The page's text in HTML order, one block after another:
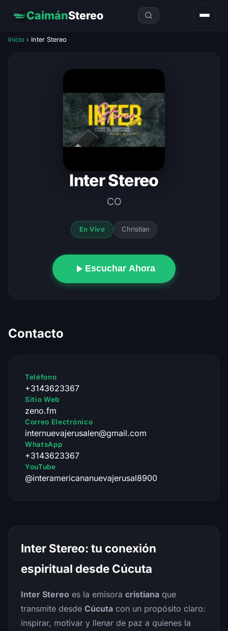
CaimánStereo
Inicio › Inter Stereo
Inter Stereo
CO
En Vivo Christian
Escuchar Ahora
Contacto
Teléfono
+3143623367
Sitio Web
zeno.fm
Correo Electrónico
internuevajerusalen@gmail.com
WhatsApp
+3143623367
YouTube
@interamericananuevajerusal8900
Inter Stereo: tu conexión
espiritual desde Cúcuta
Inter Stereo es la emisora cristiana que
transmite desde Cúcuta con un propósito claro:
inspirar, motivar y llenar de paz a quienes la